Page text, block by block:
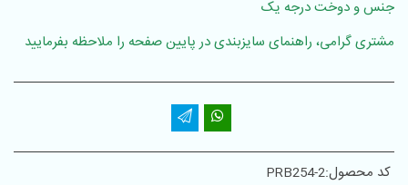
جنس و دوخت درجه یک
مشتری گرامی، راهنمای سایزبندی در پایین صفحه را ملاحظه بفرمایید
کد محصول:PRB254-2